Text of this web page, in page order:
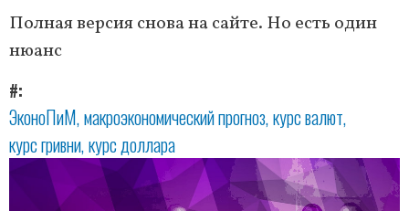
Полная версия снова на сайте. Но есть один
нюанс
#
ЭконоПиМ макроэкономический прогноз курс валют
курс гривни курс доллара